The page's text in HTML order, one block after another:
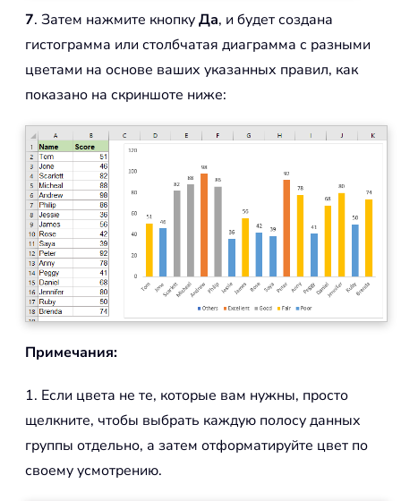
7. Затем нажмите кнопкуДа, и будет создана
гистограмма или столбчатая диаграмма с разными
цветами на основе ваших указанных правил, как
показано на скриншоте ниже:
Примечания:
1. Если цвета не те, которые вам нужны, просто
щелкните, чтобы выбрать каждую полосу данных
группы отдельно, а затем отформатируйте цвет по
своему усмотрению.